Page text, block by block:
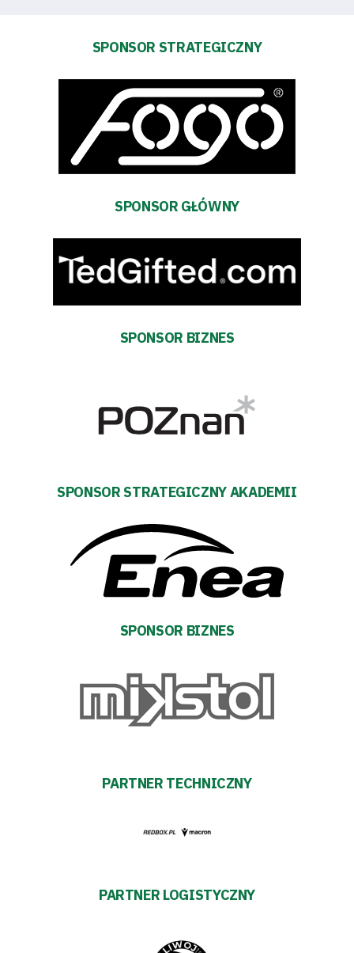
Aktualności
Fundacja
Sklep
Sponsorzy
Trybuny
prywatności
#WARTOpobrać
pośredników
transakcyjnych
SPONSOR STRATEGICZNY
SPONSOR GŁÓWNY
SPONSOR BIZNES
SPONSOR STRATEGICZNY AKADEMII
SPONSOR BIZNES
PARTNER TECHNICZNY
PARTNER LOGISTYCZNY